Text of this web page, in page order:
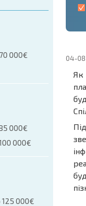
000€
000€
000€
125 000€
04-
Як